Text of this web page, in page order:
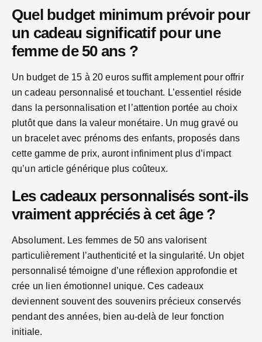
Quel budget minimum prévoir pour
un cadeau significatif pour une
femme de 50 ans ?
Un budget de 15 à 20 euros suffit amplement pour offrir
un cadeau personnalisé et touchant. L’essentiel réside
dans la personnalisation et l’attention portée au choix
plutôt que dans la valeur monétaire. Un mug gravé ou
un bracelet avec prénoms des enfants, proposés dans
cette gamme de prix, auront infiniment plus d’impact
qu’un article générique plus coûteux.
Les cadeaux personnalisés sont-ils
vraiment appréciés à cet âge ?
Absolument. Les femmes de 50 ans valorisent
particulièrement l’authenticité et la singularité. Un objet
personnalisé témoigne d’une réflexion approfondie et
crée un lien émotionnel unique. Ces cadeaux
deviennent souvent des souvenirs précieux conservés
pendant des années, bien au-delà de leur fonction
initiale.